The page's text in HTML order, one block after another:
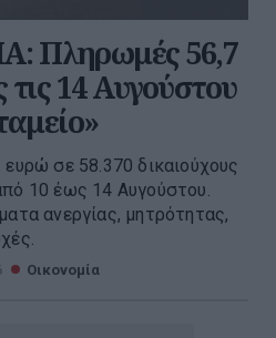
Πληρωμές 56,7
14 Αυγούστου
σε 58.370 δικαιούχους
10 έως 14 Αυγούστου.
ανεργίας, μητρότητας,
Οικονομία